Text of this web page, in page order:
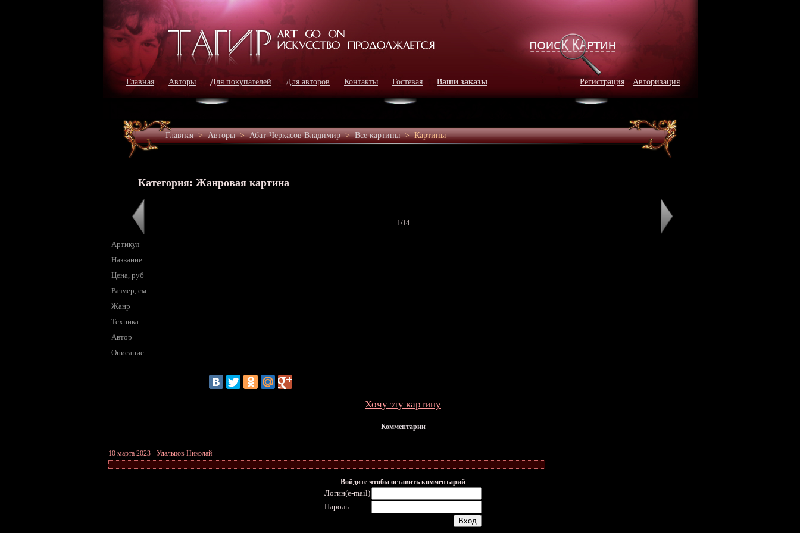
Главная Авторы Для покупателей Для авторов Контакты Гостевая Ваши заказы Регистрация Авторизация
Главная>Авторы>Абат-Черкасов Владимир>Все картины>Картины
Категория: Жанровая картина
1/14
Артикул
Название
Цена, руб
Размер, см
Жанр
Техника
Автор
Описание
Хочу эту картину
Комментарии
10 марта 2023 - Удальцов Николай
Войдите чтобы оставить комментарий
Логин(e-mail)
Пароль